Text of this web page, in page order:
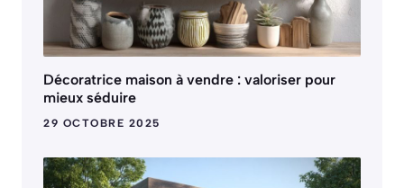
Décoratrice maison à vendre : valoriser pour
mieux séduire
29 OCTOBRE 2025